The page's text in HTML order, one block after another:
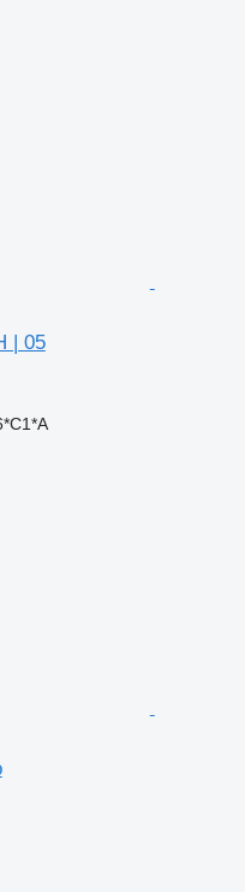
| 05